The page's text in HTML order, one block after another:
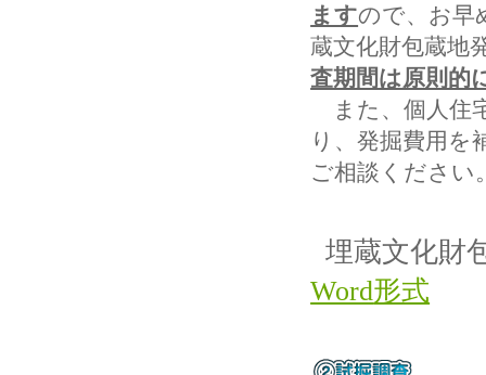
ますので、お早
蔵文化財包蔵地
査期間は原則的
また、個人住
り、発掘費用を
ご相談ください
埋蔵文化財
Word形式